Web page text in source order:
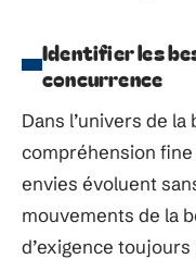
Identifier les
concurrence
Dans l’univers de
compréhension
envies évoluent
mouvements de la
d’exigence